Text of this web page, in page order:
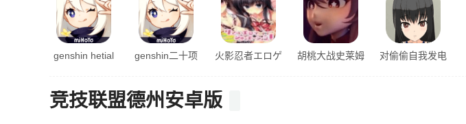
genshin hetial
genshin二十项
火影忍者エロゲ
胡桃大战史莱姆
对偷偷自我发电
竞技联盟德州安卓版